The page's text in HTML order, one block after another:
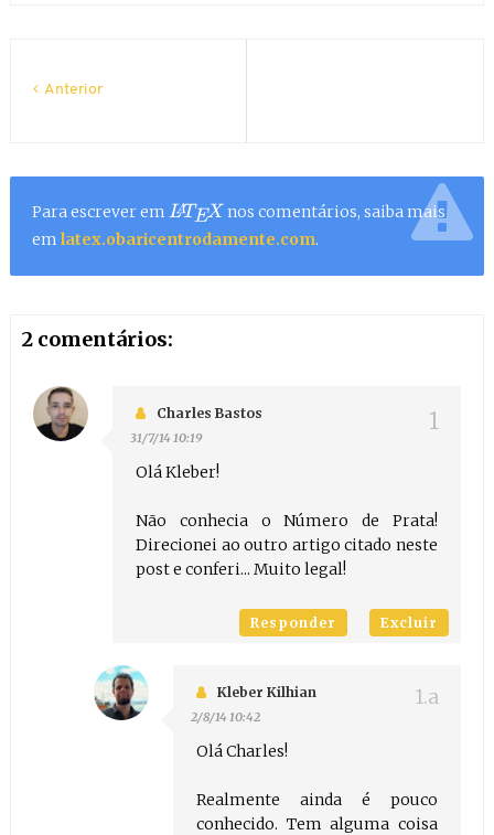
Anterior
Para escrever em LATEX nos comentários, saiba mais
em latex.obaricentrodamente.com.
2 comentários:
Charles Bastos
31/7/14 10:19
Olá Kleber!
Não conhecia o Número de Prata!
Direcionei ao outro artigo citado neste
post e conferi... Muito legal!
Responder Excluir
Kleber Kilhian
2/8/14 10:42
Olá Charles!
Realmente ainda é pouco
conhecido. Tem alguma coisa